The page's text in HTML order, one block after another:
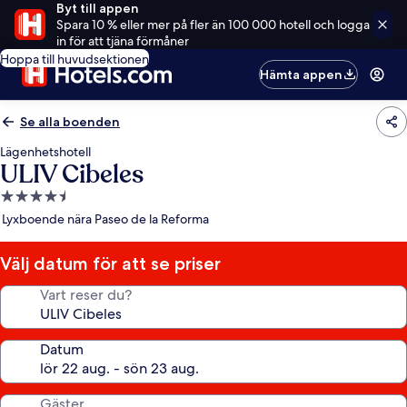
Byt till appen
Spara 10 % eller mer på fler än 100 000 hotell och logga
in för att tjäna förmåner
Hoppa till huvudsektionen
Hämta appen
Se alla boenden
Lägenhetshotell
ULIV Cibeles
4.5-
stjärnigt
Lyxboende nära Paseo de la Reforma
Välj datum för att se priser
Vart reser du?
Datum